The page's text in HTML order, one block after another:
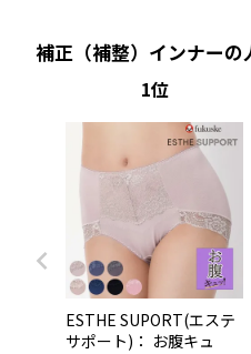
補正（補整）インナー
1
ESTHE SUPORT(エステ
サポート)： お腹キュ